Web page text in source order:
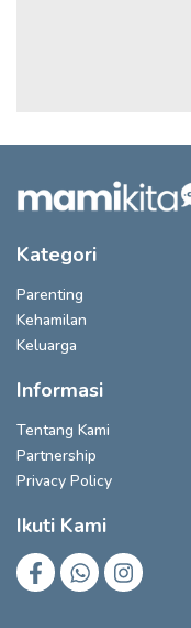
Kategori
Parenting
Kehamilan
Keluarga
Informasi
Tentang Kami
Partnership
Privacy Policy
Ikuti Kami